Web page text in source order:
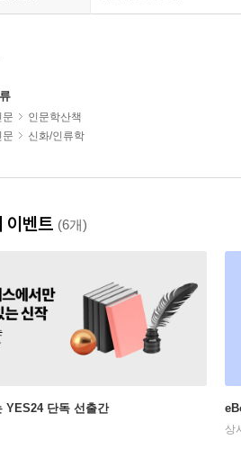
문
인문학산책
문 신화/인류학
이벤트 (6개)
YES24 단독 선출간
상